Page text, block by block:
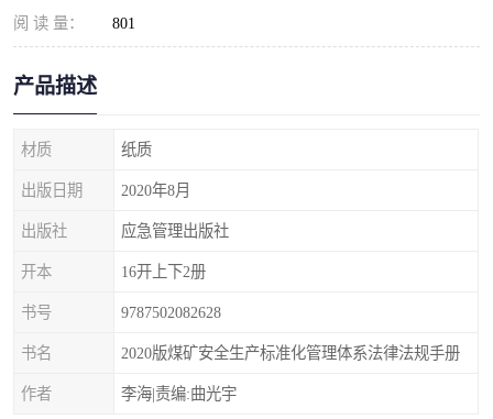
阅 读 量： 801
产品描述
材质 纸质
出版日期 2020年8月
出版社 应急管理出版社
开本 16开上下2册
书号 9787502082628
书名 2020版煤矿安全生产标准化管理体系法律法规手册
作者 李海|责编:曲光宇
额
电子工程概预算定额
疏浚工程预算定额
福建建设工程预算定额
辽宁省工程计价定额
锅炉及压力容器规范国际